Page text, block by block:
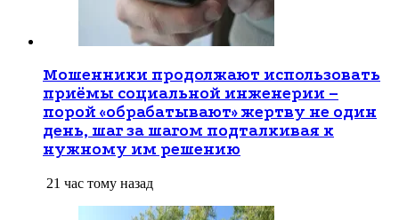
Мошенники продолжают использовать
приёмы социальной инженерии –
порой «обрабатывают» жертву не один
день, шаг за шагом подталкивая к
нужному им решению
21 час тому назад